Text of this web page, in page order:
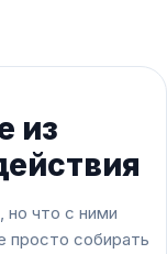
из
но что с ними
просто собирать